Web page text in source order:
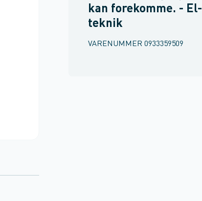
kan forekomme. - El-
teknik
VARENUMMER 0933359509